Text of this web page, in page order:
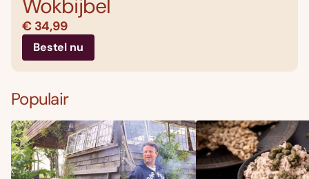
Wokbijbel
€ 34,99
Bestel nu
Populair